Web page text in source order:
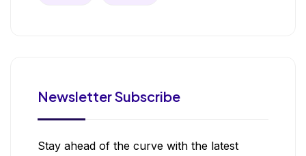
Newsletter Subscribe
Stay ahead of the curve with the latest